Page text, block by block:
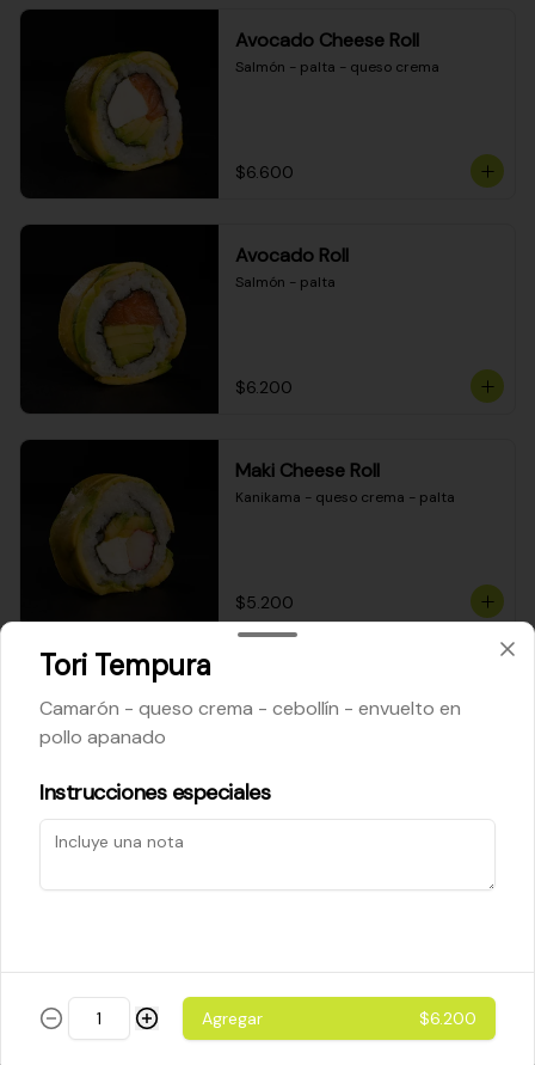
Avocado Cheese Roll
Salmón - palta - queso crema
$6.600
Avocado Roll
Salmón - palta
$6.200
Maki Cheese Roll
Kanikama - queso crema - palta
$5.200
Queso crema - palta - cebollín
$5.200
$5.800
Tori Tempura
Camarón - queso crema - cebollín - envuelto en
pollo apanado
Instrucciones especiales
Agregar $6.200